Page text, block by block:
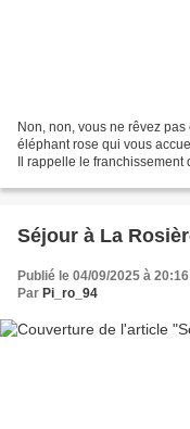
Non, non, vous ne rêvez
éléphant rose qui vous
Il rappelle le franchissement
Séjour à La
Publié le 04/09/2025 à 20:16
Par Pi_ro_94